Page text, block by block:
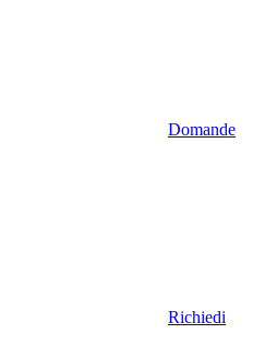
Domande
Richiedi